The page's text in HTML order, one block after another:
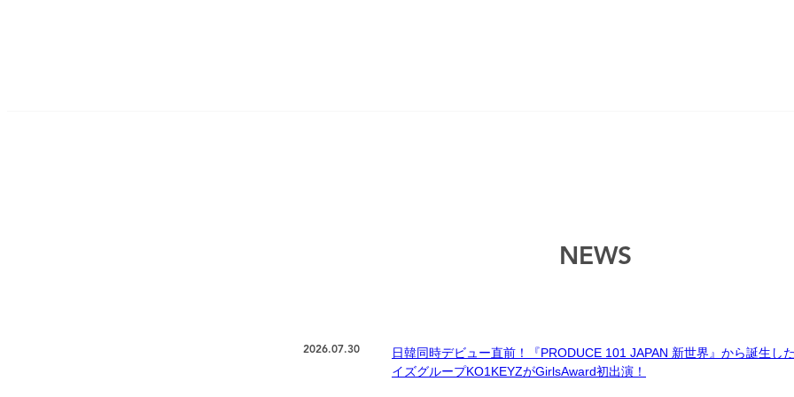
NEWS
2026.07.30
日韓同時デビュー直前！『PRODUCE 101 JAPAN 新世界』から誕生し
イズグループKO1KEYZがGirlsAward初出演！